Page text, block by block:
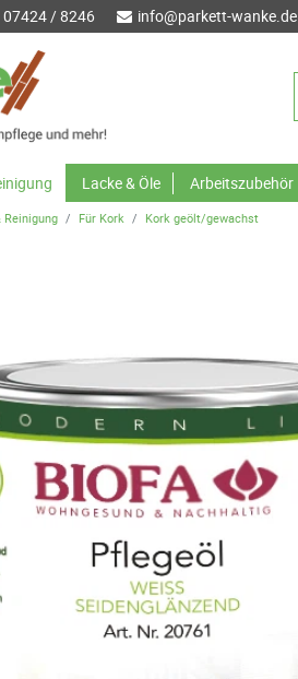
07424 / 8246 info@parkett-wanke.de
Lacke & Öle Arbeitszubehör
Reinigung Für Kork Kork geölt/gewachst